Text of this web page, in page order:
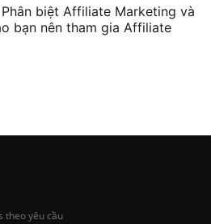
biệt Affiliate Marketing và
bạn nên tham gia Affiliate
theo yêu cầu